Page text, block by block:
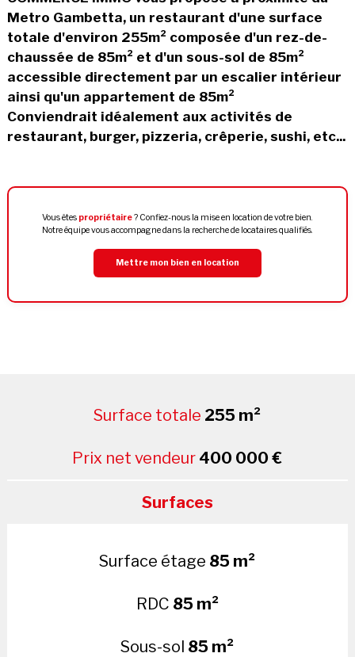
Metro Gambetta, un restaurant d'une surface
totale d'environ 255m² composée d'un rez-de-
chaussée de 85m² et d'un sous-sol de 85m²
accessible directement par un escalier intérieur
ainsi qu'un appartement de 85m²
Conviendrait idéalement aux activités de
restaurant, burger, pizzeria, crêperie, sushi, etc...
Vous êtes propriétaire? Confiez-nous la mise en location de votre bien.
Notre équipe vous accompagne dans la recherche de locataires qualifiés.
Mettre mon bien en location
Surface totale 255 m²
Prix net vendeur 400 000 €
Surfaces
Surface étage 85 m²
RDC 85 m²
Sous-sol 85 m²